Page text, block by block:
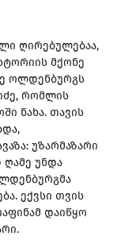
ღირებულებაა,
მქონე
ოლდენბურგს
რომლის
ნახა. თავის
უზარმაზარი
უნდა
ექვსი თვის
დაიწყო